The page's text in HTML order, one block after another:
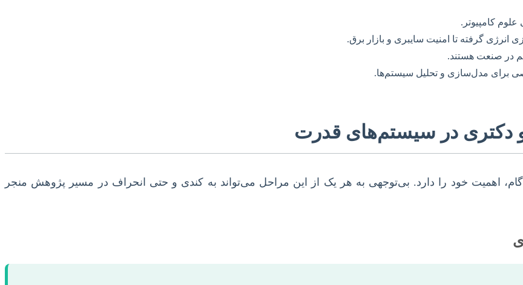
کامپیوتر.
گرفته تا امنیت سایبری و بازار برق.
در صنعت هستند.
برای مدل‌سازی و تحلیل سیستم‌ها.
و دکتری در سیستم‌های قدرت
اهمیت خود را دارد. بی‌توجهی به هر یک از این مراحل می‌تواند به کندی و حتی انحراف در مسیر پژوهش منجر